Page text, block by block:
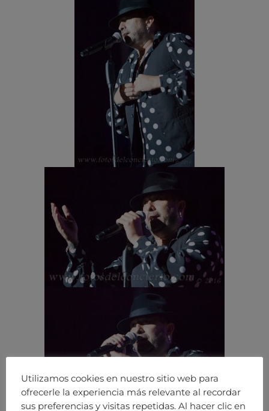
Utilizamos cookies en nuestro sitio web para
ofrecerle la experiencia más relevante al recordar
sus preferencias y visitas repetidas. Al hacer clic en